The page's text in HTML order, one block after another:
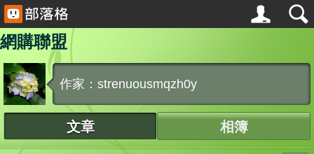
網購聯盟
作家：strenuousmqzh0y
文章 相簿